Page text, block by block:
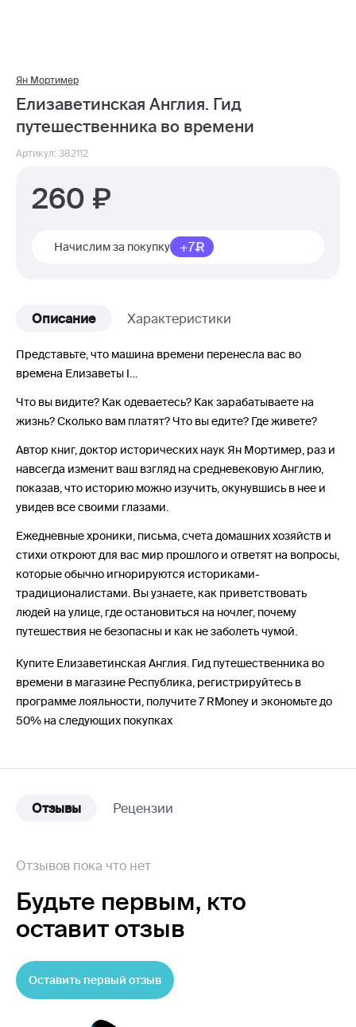
Ян Мортимер
Елизаветинская Англия. Гид
путешественника во времени
Артикул: 382112
260
Начислим за покупку +7
Описание Характеристики
Представьте, что машина времени перенесла вас во
времена Елизаветы I…
Что вы видите? Как одеваетесь? Как зарабатываете на
жизнь? Сколько вам платят? Что вы едите? Где живете?
Автор книг, доктор исторических наук Ян Мортимер, раз и
навсегда изменит ваш взгляд на средневековую Англию,
показав, что историю можно изучить, окунувшись в нее и
увидев все своими глазами.
Ежедневные хроники, письма, счета домашних хозяйств и
стихи откроют для вас мир прошлого и ответят на вопросы,
которые обычно игнорируются историками-
традиционалистами. Вы узнаете, как приветствовать
людей на улице, где остановиться на ночлег, почему
путешествия не безопасны и как не заболеть чумой.
Купите Елизаветинская Англия. Гид путешественника во
времени в магазине Республика, регистрируйтесь в
программе лояльности, получите 7 RMoney и экономьте до
50% на следующих покупках
Отзывы Рецензии
Отзывов пока что нет
Будьте первым, кто
оставит отзыв
Оставить первый отзыв